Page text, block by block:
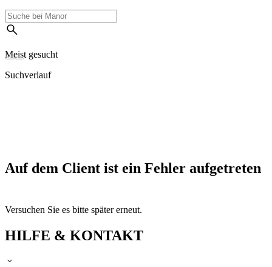
Meist gesucht
Suchverlauf
Auf dem Client ist ein Fehler aufgetreten
Versuchen Sie es bitte später erneut.
HILFE & KONTAKT